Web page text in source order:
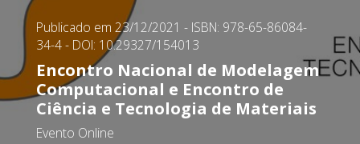
Publicado em 23/12/2021 - ISBN: 978-65-86084-
34-4- DOI: 10.29327/154013
Encontro Nacional de Modelagem
Computacional e Encontro de
Ciência e Tecnologia de Materiais
Evento Online